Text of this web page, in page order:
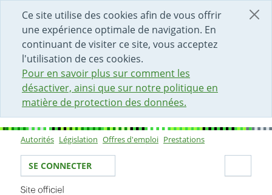
Ce site utilise des cookies afin de vous offrir
une expérience optimale de navigation. En
continuant de visiter ce site, vous acceptez
l'utilisation de ces cookies.
Pour en savoir plus sur comment les
désactiver, ainsi que sur notre politique en
matière de protection des données.
DÉBUT DU CONTENU DE LA PAGE
ACCÈS AU CHAMP DE RECHERCHE
PAGE D'ACCUEIL
FORMULAIRE DE CONTACT
Sous-navigation
Autorités Législation Offres d'emploi Prestations
Votre identité
SE CONNECTER